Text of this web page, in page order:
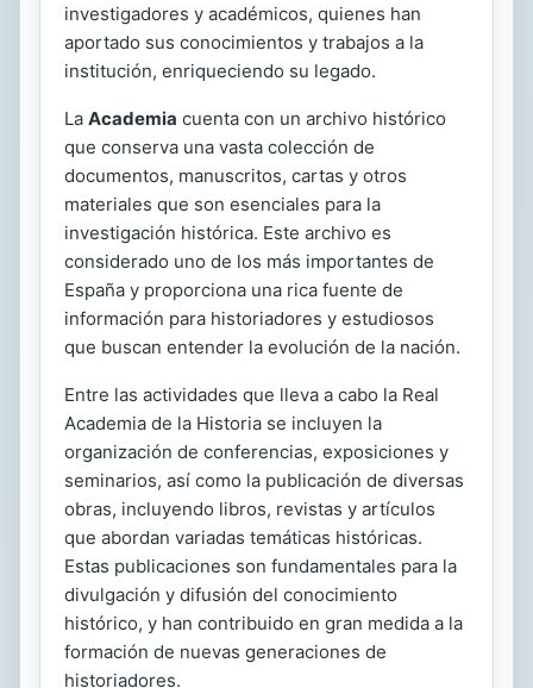
investigadores y académicos, quienes han
aportado sus conocimientos y trabajos a la
institución, enriqueciendo su legado.
La Academia cuenta con un archivo histórico
que conserva una vasta colección de
documentos, manuscritos, cartas y otros
materiales que son esenciales para la
investigación histórica. Este archivo es
considerado uno de los más importantes de
España y proporciona una rica fuente de
información para historiadores y estudiosos
que buscan entender la evolución de la nación.
Entre las actividades que lleva a cabo la Real
Academia de la Historia se incluyen la
organización de conferencias, exposiciones y
seminarios, así como la publicación de diversas
obras, incluyendo libros, revistas y artículos
que abordan variadas temáticas históricas.
Estas publicaciones son fundamentales para la
divulgación y difusión del conocimiento
histórico, y han contribuido en gran medida a la
formación de nuevas generaciones de
historiadores.